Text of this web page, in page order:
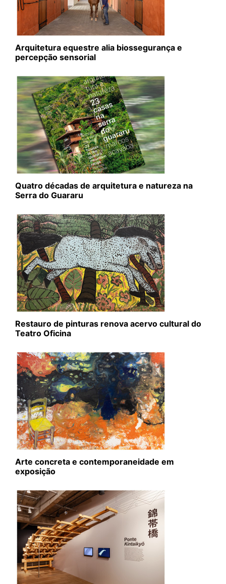
Arquitetura equestre alia biossegurança e
percepção sensorial
Quatro décadas de arquitetura e natureza na
Serra do Guararu
Restauro de pinturas renova acervo cultural do
Teatro Oficina
Arte concreta e contemporaneidade em
exposição